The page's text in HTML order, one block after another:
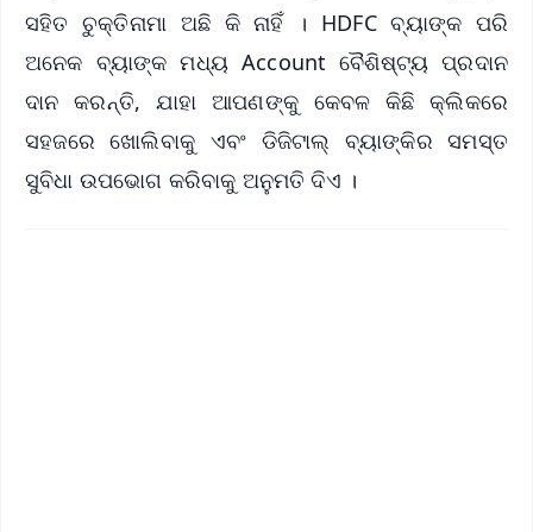
ସହିତ ଚୁକ୍ତିନାମା ଅଛି କି ନାହିଁ । HDFC ବ୍ୟାଙ୍କ ପରି
ଅନେକ ବ୍ୟାଙ୍କ ମଧ୍ୟ Account ବୈଶିଷ୍ଟ୍ୟ ପ୍ରଦାନ
ଦାନ କରନ୍ତି, ଯାହା ଆପଣଙ୍କୁ କେବଳ କିଛି କ୍ଲିକରେ
ସହଜରେ ଖୋଲିବାକୁ ଏବଂ ଡିଜିଟାଲ୍ ବ୍ୟାଙ୍କିର ସମସ୍ତ
ସୁବିଧା ଉପଭୋଗ କରିବାକୁ ଅନୁମତି ଦିଏ ।